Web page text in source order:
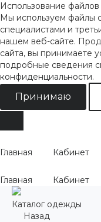
Использование файлов
Мы используем файлы
специалистами и
нашем веб-сайте.
сайта, вы принимаете
подробные сведения
конфиденциальности.
Принимаю
Главная Кабинет
Главная Кабинет
Каталог одежды
Назад